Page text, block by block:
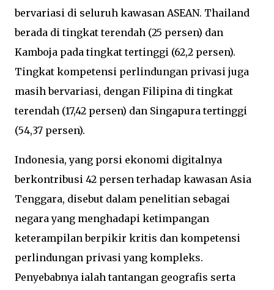
bervariasi di seluruh kawasan ASEAN. Thailand
berada di tingkat terendah (25 persen) dan
Kamboja pada tingkat tertinggi (62,2 persen).
Tingkat kompetensi perlindungan privasi juga
masih bervariasi, dengan Filipina di tingkat
terendah (17,42 persen) dan Singapura tertinggi
(54,37 persen).
Indonesia, yang porsi ekonomi digitalnya
berkontribusi 42 persen terhadap kawasan Asia
Tenggara, disebut dalam penelitian sebagai
negara yang menghadapi ketimpangan
keterampilan berpikir kritis dan kompetensi
perlindungan privasi yang kompleks.
Penyebabnya ialah tantangan geografis serta